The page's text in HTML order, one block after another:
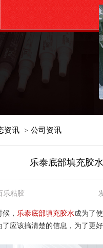
资讯 > 公司资讯
乐泰底部填充胶
乐粘胶
， 乐泰底部填充胶水成为了
应该搞清楚的信息，为了更